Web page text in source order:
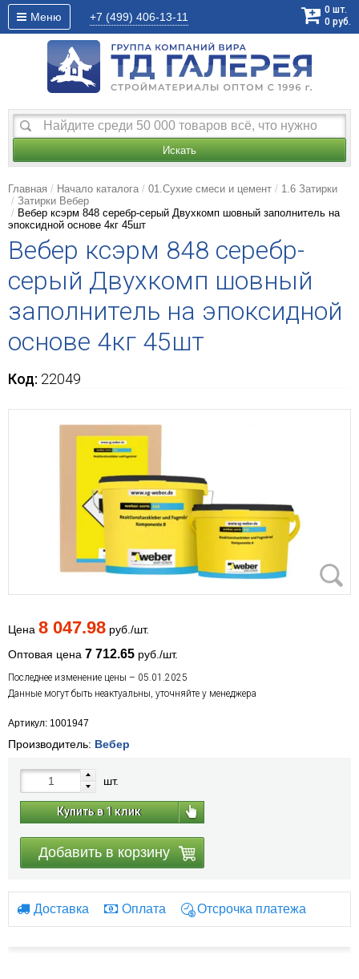
Меню +7 (499) 406-13-11
0 шт.
0 руб.
Искать
Главная Начало каталога 01.Сухие смеси и цемент
1.6 Затирки
Затирки Вебер
Вебер ксэрм 848 серебр-серый Двухкомп шовный заполнитель на
эпоксидной основе 4кг 45шт
Вебер ксэрм 848 серебр-
серый Двухкомп шовный
заполнитель на эпоксидной
основе 4кг 45шт
Код: 22049
Цена 8 047.98 руб./шт.
Оптовая цена 7 712.65 руб./шт.
Последнее изменение цены – 05.01.2025
Данные могут быть неактуальны, уточняйте у менеджера
Артикул: 1001947
Производитель: Вебер
шт.
Купить в 1 клик
Добавить в корзину
Доставка Оплата Отсрочка платежа